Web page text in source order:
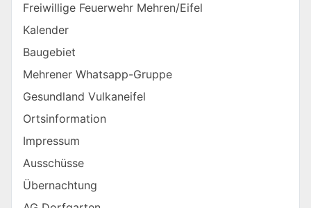
Freiwillige Feuerwehr Mehren/Eifel
Kalender
Baugebiet
Mehrener Whatsapp-Gruppe
Gesundland Vulkaneifel
Ortsinformation
Impressum
Ausschüsse
Übernachtung